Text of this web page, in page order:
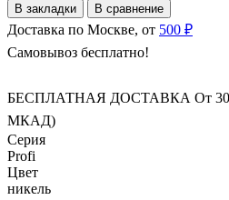
В закладки
В сравнение
Доставка по Москве, от 500 ₽
Самовывоз бесплатно!
БЕСПЛАТНАЯ ДОСТАВКА От
МКАД)
Серия
Profi
Цвет
никель